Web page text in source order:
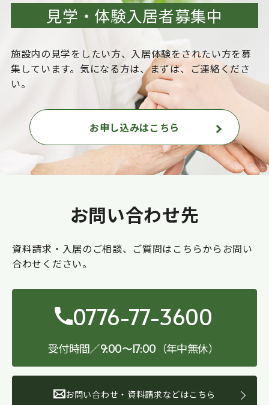
見学・体験入居者募集中
施設内の見学をしたい方、入居体験をされたい方を募
集しています。気になる方は、まずは、ご連絡くださ
い。
お申し込みはこちら
お問い合わせ先
資料請求・入居のご相談、ご質問はこちらからお問い
合わせください。
0776-77-3600
受付時間／9:00〜17:00 （年中無休）
お問い合わせ・資料請求などはこちら